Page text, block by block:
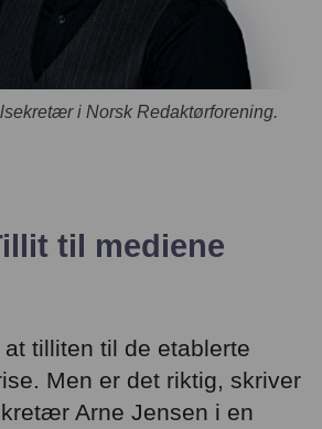
i Norsk Redaktørforening.
til mediene
tilliten til de etablerte
Men er det riktig, skriver
Arne Jensen i en